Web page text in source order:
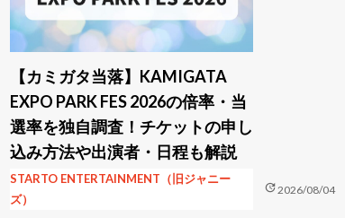
【カミガタ当落】KAMIGATA
EXPO PARK FES 2026の倍率・当
選率を独自調査！チケットの申し
込み方法や出演者・日程も解説
STARTO ENTERTAINMENT（旧ジャニー
ズ）
update2026/08/04